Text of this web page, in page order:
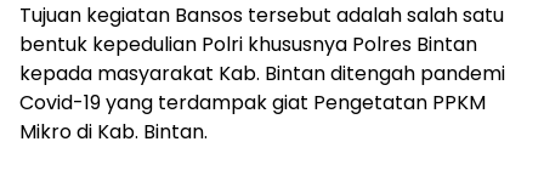
Tujuan kegiatan Bansos tersebut adalah salah satu
bentuk kepedulian Polri khususnya Polres Bintan
kepada masyarakat Kab. Bintan ditengah pandemi
Covid-19 yang terdampak giat Pengetatan PPKM
Mikro di Kab. Bintan.